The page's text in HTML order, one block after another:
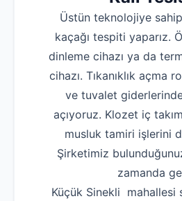
Üstün teknolojiye
kaçağı tespiti yaparız.
dinleme cihazı ya da
cihazı. Tıkanıklık açma
ve tuvalet
açıyoruz. Klozet iç
musluk tamiri işlerini
Şirketimiz
zamanda
Küçük Sinekli mahallesi